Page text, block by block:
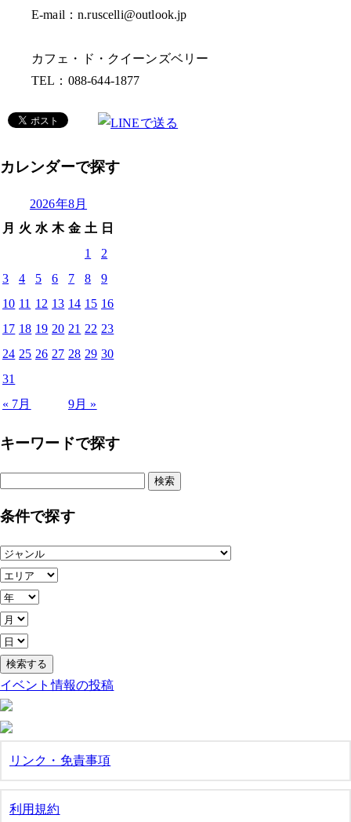
E-mail：n.ruscelli@outlook.jp
カフェ・ド・クイーンズベリー
TEL：088-644-1877
カレンダーで探す
2026年8月
月 火 水 木 金 土 日
« 7月 9月 »
1
2
3
4 5 6 7 8
9
10 11 12 13 14 15 16
17 18 19 20 21 22 23
24 25 26 27 28 29 30
31
キーワードで探す
条件で探す
イベント情報の投稿
リンク・免責事項
利用規約